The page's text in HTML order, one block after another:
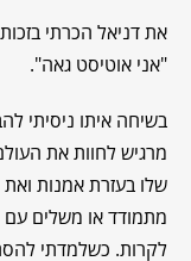
את דניאל הכרתי
"אני אוטיסט גאה".
בשיחה איתו ניסיתי
מרגיש לחוות את
שלו בעזרת אמנות
מתמודד או משלים עם
לקרות. כשלמדתי